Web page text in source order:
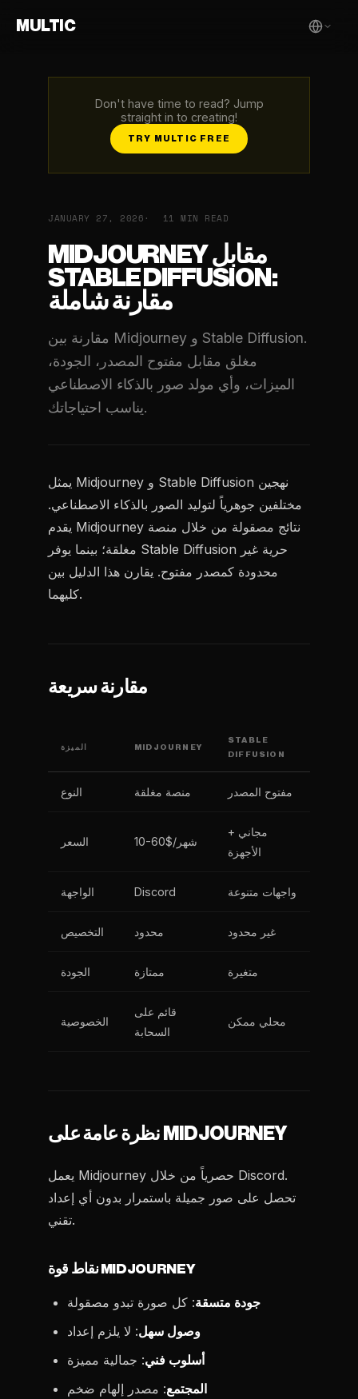
MULTIC
Don't have time to read? Jump
straight in to creating!
TRY MULTIC FREE
JANUARY 27, 2026 11 MIN READ
MIDJOURNEY مقابل
STABLE DIFFUSION:
مقارنة شاملة
مقارنة بين Midjourney و Stable Diffusion.
مغلق مقابل مفتوح المصدر، الجودة،
الميزات، وأي مولد صور بالذكاء الاصطناعي
يناسب احتياجاتك.
يمثل Midjourney و Stable Diffusion نهجين
مختلفين جوهرياً لتوليد الصور بالذكاء الاصطناعي.
يقدم Midjourney نتائج مصقولة من خلال منصة
مغلقة؛ بينما يوفر Stable Diffusion حرية غير
محدودة كمصدر مفتوح. يقارن هذا الدليل بين
كليهما.
مقارنة سريعة
الميزة MIDJOURNEY
STABLE
DIFFUSION
النوع منصة مغلقة مفتوح المصدر
السعر 10-60$/شهر
مجاني +
الأجهزة
الواجهة Discord واجهات متنوعة
التخصيص محدود غير محدود
الجودة ممتازة متغيرة
الخصوصية
قائم على
السحابة
محلي ممكن
نظرة عامة على MIDJOURNEY
يعمل Midjourney حصرياً من خلال Discord.
تحصل على صور جميلة باستمرار بدون أي إعداد
تقني.
نقاط قوة MIDJOURNEY
جودة متسقة: كل صورة تبدو مصقولة
وصول سهل: لا يلزم إعداد
أسلوب فني: جمالية مميزة
المجتمع: مصدر إلهام ضخم